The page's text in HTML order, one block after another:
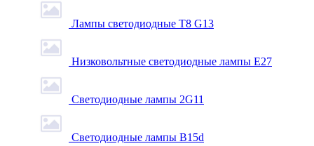
Лампы светодиодные Т8 G13
Низковольтные светодиодные лампы E27
Светодиодные лампы 2G11
Светодиодные лампы B15d